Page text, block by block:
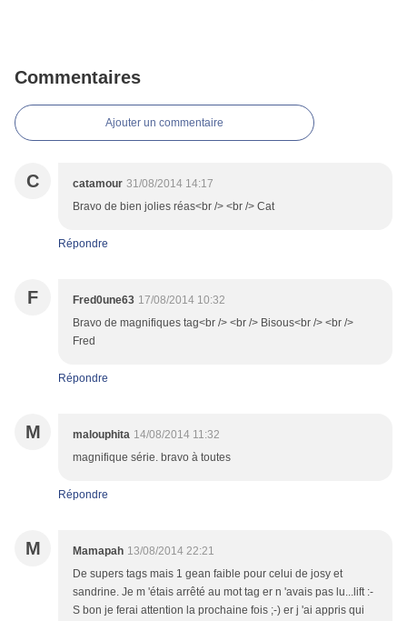
Commentaires
Ajouter un commentaire
C catamour 31/08/2014 14:17
Bravo de bien jolies réas<br /> <br /> Cat
Répondre
F Fred0une63 17/08/2014 10:32
Bravo de magnifiques tag<br /> <br /> Bisous<br /> <br />
Fred
Répondre
M malouphita 14/08/2014 11:32
magnifique série. bravo à toutes
Répondre
M Mamapah 13/08/2014 22:21
De supers tags mais 1 gean faible pour celui de josy et
sandrine. Je m 'étais arrêté au mot tag er n 'avais pas lu...lift :-
S bon je ferai attention la prochaine fois ;-) er j 'ai appris qui